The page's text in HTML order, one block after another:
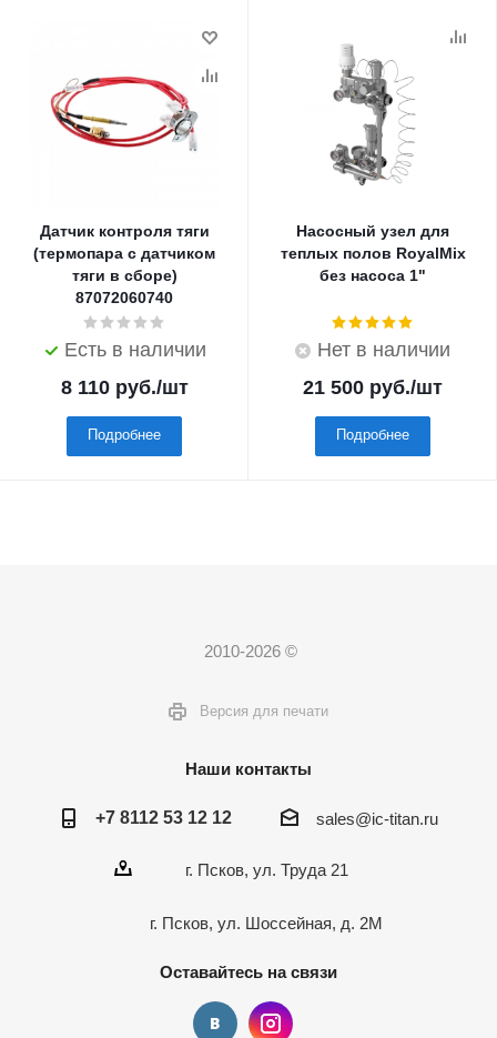
Датчик контроля тяги
(термопара с датчиком
тяги в сборе)
87072060740
Есть в наличии
8 110руб./шт
Подробнее
Насосный узел для
теплых полов RoyalMix
без насоса 1"
Нет в наличии
21 500 руб./шт
Подробнее
2010-2026 ©
Версия для печати
Наши контакты
+7 8112 53 12 12 sales@ic-titan.ru
г. Псков, ул. Труда 21
г. Псков, ул. Шоссейная, д. 2М
Оставайтесь на связи